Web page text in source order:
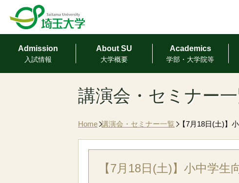
Admission
⼊試情報
About SU
⼤学概要
Academics
学部・⼤学院等
講演会・セミナー
Home 講演会・セミナー一覧 【7月18日(土)】
【7月18日(土)】小中学